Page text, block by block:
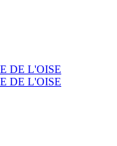
DE L'OISE
DE L'OISE